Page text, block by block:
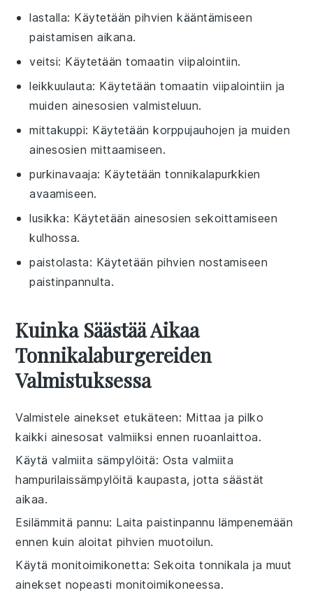
lastalla: Käytetään pihvien kääntämiseen
paistamisen aikana.
veitsi: Käytetään tomaatin viipalointiin.
leikkuulauta: Käytetään tomaatin viipalointiin ja
muiden ainesosien valmisteluun.
mittakuppi: Käytetään korppujauhojen ja muiden
ainesosien mittaamiseen.
purkinavaaja: Käytetään tonnikalapurkkien
avaamiseen.
lusikka: Käytetään ainesosien sekoittamiseen
kulhossa.
paistolasta: Käytetään pihvien nostamiseen
paistinpannulta.
Kuinka Säästää Aikaa
Tonnikalaburgereiden
Valmistuksessa
Valmistele ainekset etukäteen: Mittaa ja pilko
kaikki ainesosat valmiiksi ennen ruoanlaittoa.
Käytä valmiita sämpylöitä: Osta valmiita
hampurilaissämpylöitä kaupasta, jotta säästät
aikaa.
Esilämmitä pannu: Laitapaistinpannu lämpenemään
ennen kuin aloitat pihvien muotoilun.
Käytä monitoimikonetta: Sekoitatonnikala ja muut
ainekset nopeasti monitoimikoneessa.